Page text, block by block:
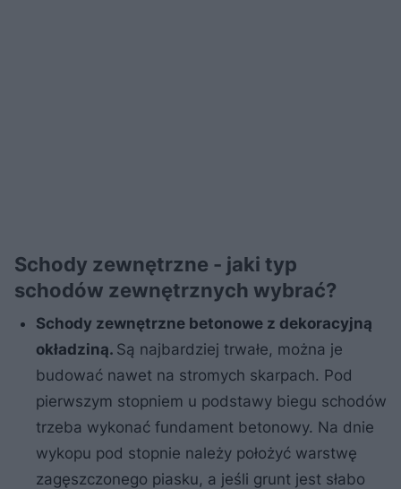
Schody zewnętrzne - jaki typ
schodów zewnętrznych wybrać?
Schody zewnętrzne betonowe z dekoracyjną
okładziną. Są najbardziej trwałe, można je
budować nawet na stromych skarpach. Pod
pierwszym stopniem u podstawy biegu schodów
trzeba wykonać fundament betonowy. Na dnie
wykopu pod stopnie należy położyć warstwę
zagęszczonego piasku, a jeśli grunt jest słabo